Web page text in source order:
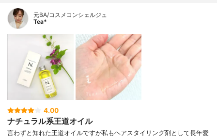
元BA/コスメコンシェルジュ
Tea*
4.00
ナチュラル系王道オイル
言わずと知れた王道オイルですが私もヘアスタイリング剤として長年愛